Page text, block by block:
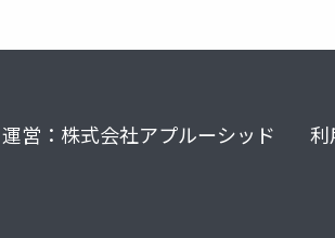
運営：株式会社アプルーシッド 利